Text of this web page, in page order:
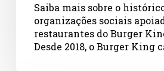
Saiba mais sobre o
organizações sociais
restaurantes do Burger
Desde 2018, o Burger King